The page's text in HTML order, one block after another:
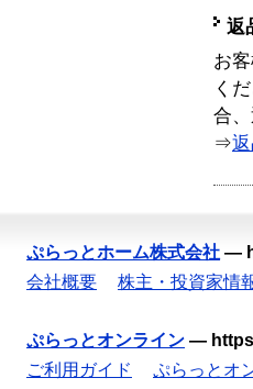
返
お
く
合
⇒
ぷらっとホーム株式会社 —
会社概要
株主・投資家情
ぷらっとオンライン —
ご利用ガイド
ぷらっとオ